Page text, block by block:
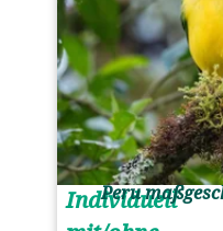
Individuell
Peru